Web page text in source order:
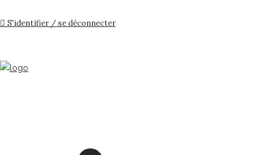
S'identifier / se déconnecter